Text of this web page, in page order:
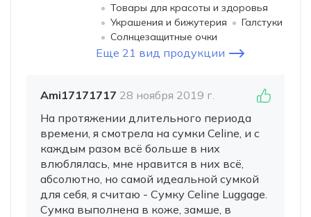
Товары для красоты и здоровья
Украшения и бижутерия
Галстуки
Солнцезащитные очки
Еще 21 вид продукции
Ami17171717 28 ноября 2019 г.
На протяжении длительного периода
времени, я смотрела на сумки Celine, и с
каждым разом всё больше в них
влюблялась, мне нравится в них всё,
абсолютно, но самой идеальной сумкой
для себя, я считаю - Сумку Celine Luggage.
Сумка выполнена в коже, замше, в